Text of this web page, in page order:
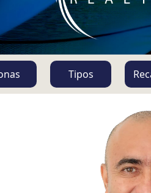
Tipos